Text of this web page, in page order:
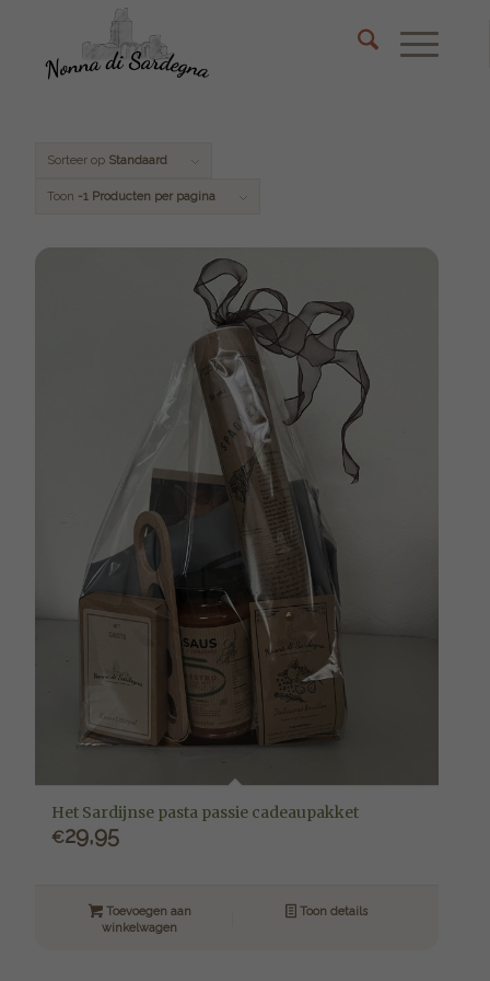
Sorteer op Standaard
Toon -1 Producten per pagina
Het Sardijnse pasta passie cadeaupakket
€29,95
Toevoegen aan
winkelwagen
Toon details